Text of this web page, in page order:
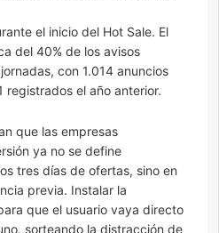
el inicio del Hot Sale. El
del 40% de los avisos
con 1.014 anuncios
el año anterior.
que las empresas
ya no se define
tres días de ofertas, sino en
previa. Instalar la
que el usuario vaya directo
sorteando la distracción de